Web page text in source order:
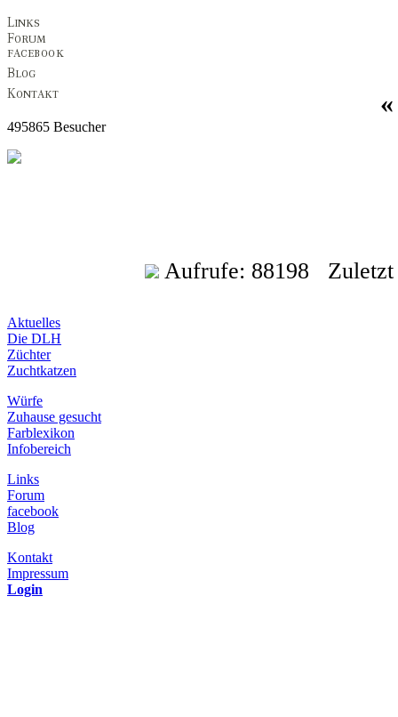
495865 Besucher
Aufrufe: 88198 Zuletzt
Aktuelles
Die DLH
Züchter
Zuchtkatzen
Würfe
Zuhause gesucht
Farblexikon
Infobereich
Links
Forum
facebook
Blog
Kontakt
Impressum
Login